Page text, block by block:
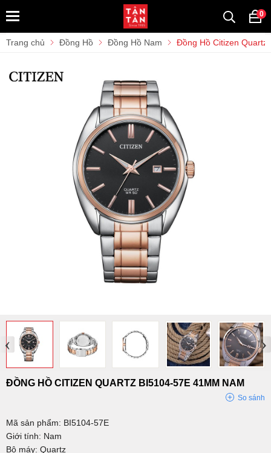
0
Trang chủ Đồng Hồ Đồng Hồ Nam Đồng Hồ Citizen Quartz
‹ ›
ĐỒNG HỒ CITIZEN QUARTZ BI5104-57E 41MM NAM
So sánh
Mã sản phẩm: BI5104-57E
Giới tính: Nam
Bộ máy: Quartz